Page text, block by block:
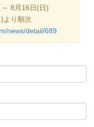
8月16日(日)
り順次
news/detail/689